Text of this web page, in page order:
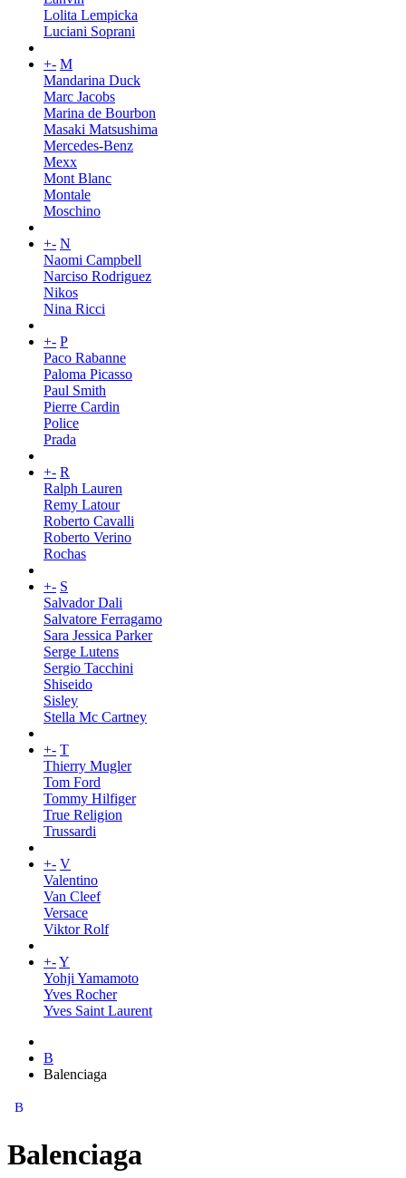
Lolita Lempicka
Luciani Soprani
+- M
Mandarina Duck
Marc Jacobs
Marina de Bourbon
Masaki Matsushima
Mercedes-Benz
Mexx
Mont Blanc
Montale
Moschino
+- N
Naomi Campbell
Narciso Rodriguez
Nikos
Nina Ricci
+- P
Paco Rabanne
Paloma Picasso
Paul Smith
Pierre Cardin
Police
Prada
+- R
Ralph Lauren
Remy Latour
Roberto Cavalli
Roberto Verino
Rochas
+- S
Salvador Dali
Salvatore Ferragamo
Sara Jessica Parker
Serge Lutens
Sergio Tacchini
Shiseido
Sisley
Stella Mc Cartney
+- T
Thierry Mugler
Tom Ford
Tommy Hilfiger
True Religion
Trussardi
+- V
Valentino
Van Cleef
Versace
Viktor Rolf
+-Y
Yohji Yamamoto
Yves Rocher
Yves Saint Laurent
B
Balenciaga
B
Balenciaga